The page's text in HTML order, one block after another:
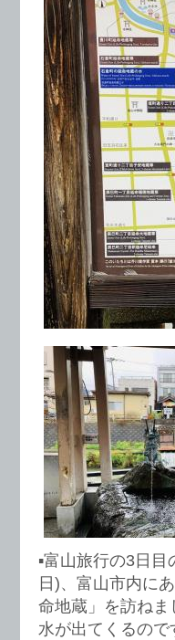
▪️富山旅行の3日目
日)、富山市内に
命地蔵」を訪ねま
水が出てくるの